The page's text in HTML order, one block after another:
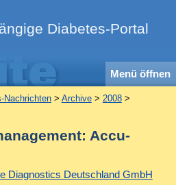
Diabetes-Portal
Menü öffnen
Nachrichten> Archive> 2008>
Accu-
Diagnostics Deutschland GmbH